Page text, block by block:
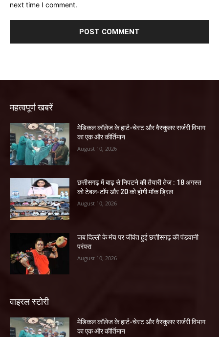
next time I comment.
महत्वपूर्ण खबरें
​मेडिकल कॉलेज के हार्ट-चेस्ट और वैस्कुलर सर्जरी विभाग
का एक और कीर्तिमान
August 10, 2026
छत्तीसगढ़ में बाढ़ से निपटने की तैयारी तेज : 18 अगस्त
को टेबल-टॉप और 20 को होगी मॉक ड्रिल
August 10, 2026
जब दिल्ली के मंच पर जीवंत हुई छत्तीसगढ़ की पंडवानी
परंपरा
August 10, 2026
वाइरल स्टोरी
​मेडिकल कॉलेज के हार्ट-चेस्ट और वैस्कुलर सर्जरी विभाग
का एक और कीर्तिमान